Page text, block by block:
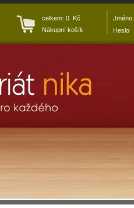
celkem: 0 Kč
Nákupní košík
Jméno
Heslo